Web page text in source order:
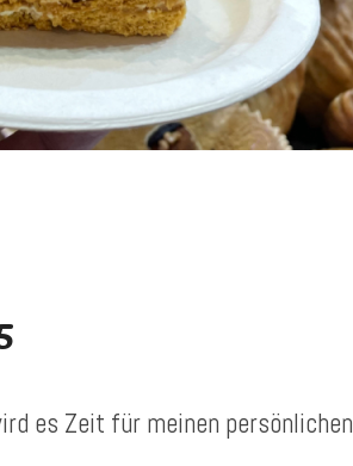
es Zeit für meinen persönlichen